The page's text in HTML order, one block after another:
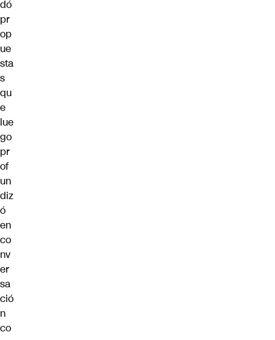
dó
pr
op
ue
sta
s
qu
e
lue
go
pr
of
un
diz
ó
en
co
nv
er
sa
ció
n
co